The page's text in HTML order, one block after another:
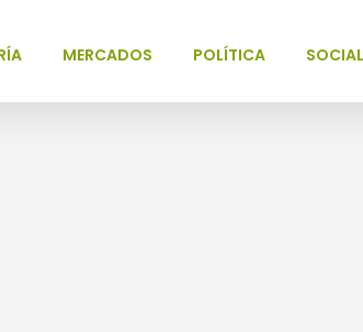
MERCADOS POLÍTICA SOCIAL